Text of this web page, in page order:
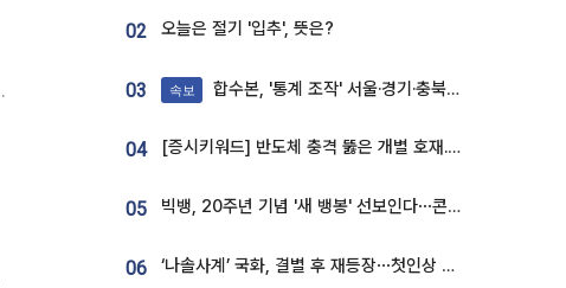
02 오늘은 절기 '입추', 뜻은?
03 속보 합수본, '통계 조작' 서울·경기·충북 선관위 등 추가 압수수색
04 [증시키워드] 반도체 충격 뚫은 개별 호재...포스코퓨처엠·에코프로·한화솔루션 '눈길'
05 빅뱅, 20주년 기념 '새 뱅봉' 선보인다⋯콘서트 앞두고 팝업 개최
06 ‘나솔사계’ 국화, 결별 후 재등장⋯첫인상 투표 휩쓸고 ‘인기녀’ 등극